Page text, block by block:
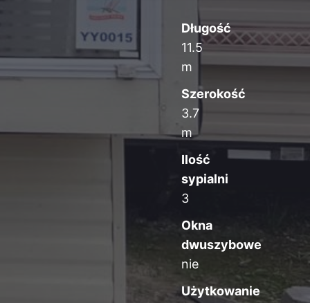
Długość
11.5
m
Szerokość
3.7
m
Ilość
sypialni
3
Okna
dwuszybowe
nie
Użytkowanie